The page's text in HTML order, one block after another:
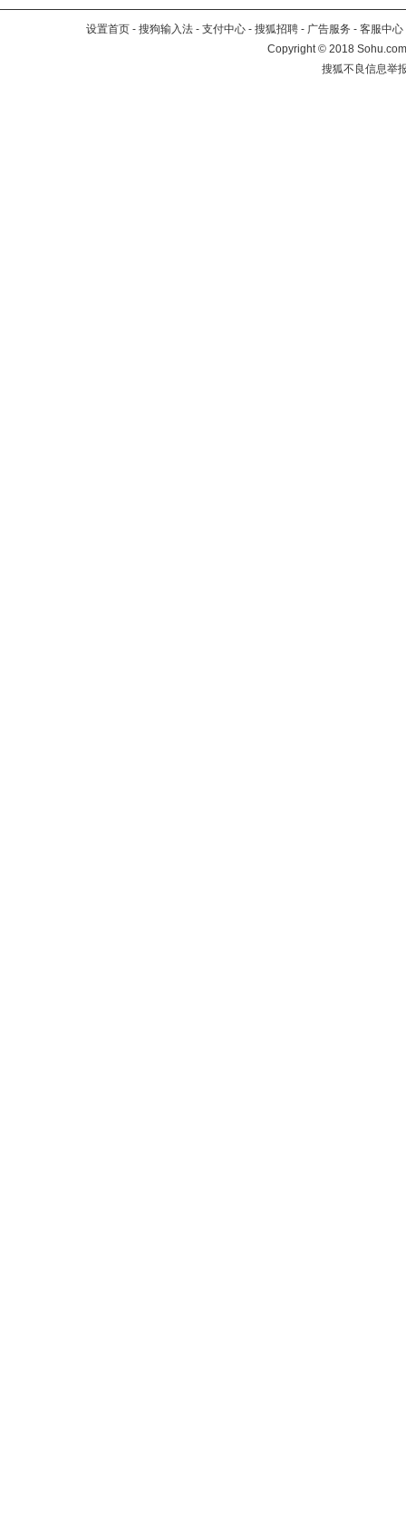
设置首页 - 搜狗输入法 - 支付中心 - 搜狐招聘 - 广告服务 - 客服中心
Copyright©2018
搜狐不良信息举